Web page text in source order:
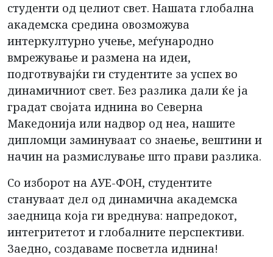
студенти од целиот свет. Нашата глобална
академска средина овозможува
интеркултурно учење, меѓународно
вмрежување и размена на идеи,
подготвувајќи ги студентите за успех во
динамичниот свет. Без разлика дали ќе ја
градат својата иднина во Северна
Македонија или надвор од неа, нашите
дипломци заминуваат со знаење, вештини и
начин на размислување што прави разлика.
Со изборот на АУЕ-ФОН, студентите
стануваат дел од динамична академска
заедница која ги вреднува: напредокот,
интегритетот и глобалните перспективи.
Заедно, создаваме посветла иднина!